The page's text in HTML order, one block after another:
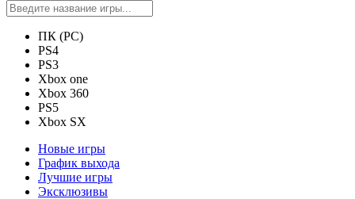
ПК (PC)
PS4
PS3
Xbox one
Xbox 360
PS5
Xbox SX
Новые игры
График выхода
Лучшие игры
Эксклюзивы